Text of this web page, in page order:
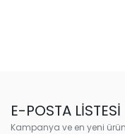
E-POSTA LİSTESİ
Kampanya ve en yeni